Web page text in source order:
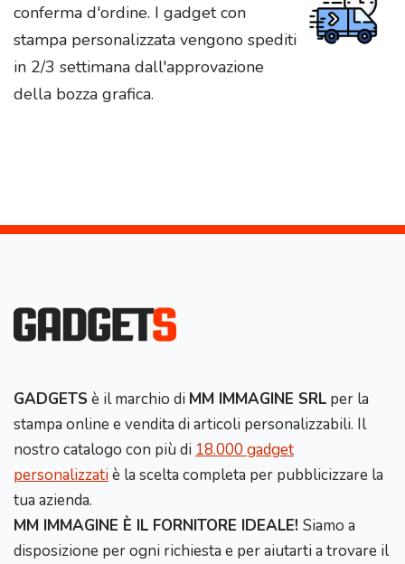
conferma d'ordine. I gadget con
stampa personalizzata vengono spediti
in 2/3 settimana dall'approvazione
della bozza grafica.
GADGETS è il marchio di MM IMMAGINE SRL per la
stampa online e vendita di articoli personalizzabili. Il
nostro catalogo con più di 18.000 gadget
personalizzatiè la scelta completa per pubblicizzare la
tua azienda.
MM IMMAGINE È IL FORNITORE IDEALE! Siamo a
disposizione per ogni richiesta e per aiutarti a trovare il